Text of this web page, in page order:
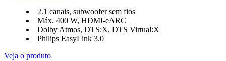
2.1 canais, subwoofer sem fios
Máx. 400 W, HDMI-eARC
Dolby Atmos, DTS:X, DTS Virtual:X
Philips EasyLink 3.0
Veja o produto